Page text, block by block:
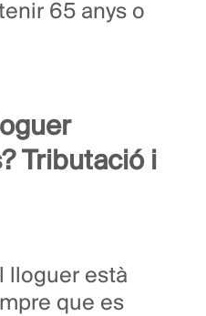
65 anys o
Tributació i
lloguer està
que es